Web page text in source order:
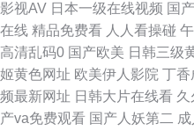
久久婷婷国产综合 亚洲黄色AU 97
入口 午夜福利国产区 91无毛 福利
综合大全 豆花tv网 老师美女丝袜啪
影视AV 日本一级在线视频 国
在线 精品免费看 人人看操碰
高清乱码0 国产欧美 日韩三级
姬黄色网址 欧美伊人影院 丁香
频最新网址 日韩大片在线看 久
产va免费观看 国产人妖第二